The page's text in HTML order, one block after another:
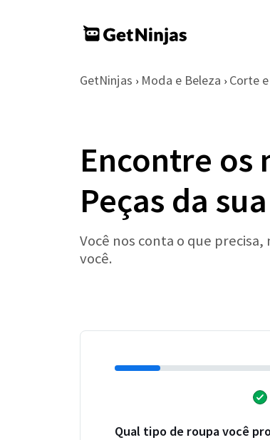
GetNinjas › Moda e Beleza › Corte
Encontre os
Peças da
Você nos conta o que
você.
Qual tipo de roupa você